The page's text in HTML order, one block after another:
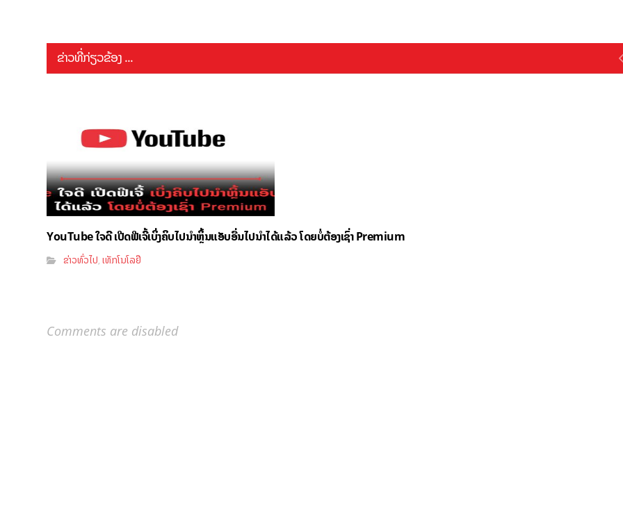
ຂ່າວທີ່ກ່ຽວຂ້ອງ ...
YouTube ໃຈດີ ເປີດຟີເຈີ້ເບິ່ງຄິບໄປນຳຫຼິ້ນແອັບອື່ນໄປນຳໄດ້ແລ້ວ ໂດຍບໍ່ຕ້ອງເຊົ່າ Premium
ຂ່າວທົ່ວໄປ,ເທັກໂນໂລຢີ
Comments are disabled